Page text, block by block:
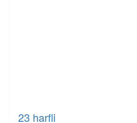
23 harfli